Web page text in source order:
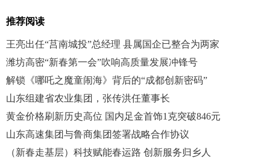
推荐阅读
王亮出任“莒南城投”总经理 县属国企已整合为两家
潍坊高密“新春第一会”吹响高质量发展冲锋号
解锁《哪吒之魔童闹海》背后的“成都创新密码”
山东组建省农业集团，张传洪任董事长
黄金价格刷新历史高位 国内足金首饰1克突破846元
山东高速集团与鲁商集团签署战略合作协议
（新春走基层）科技赋能春运路 创新服务归乡人